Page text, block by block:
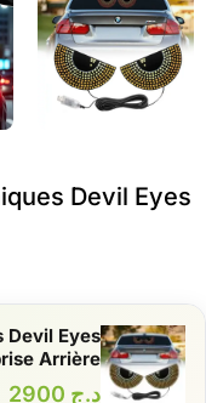
Devil Eyes
Devil Eyes
Arrière
د.ج